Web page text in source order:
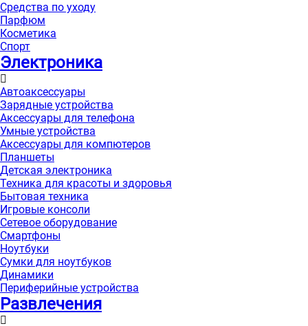
Средства по уходу
Парфюм
Косметика
Спорт
Электроника
Автоаксессуары
Зарядные устройства
Аксессуары для телефона
Умные устройства
Аксессуары для компютеров
Планшеты
Детская электроника
Техника для красоты и здоровья
Бытовая техника
Игровые консоли
Сетевое оборудование
Смартфоны
Ноутбуки
Сумки для ноутбуков
Динамики
Периферийные устройства
Развлечения